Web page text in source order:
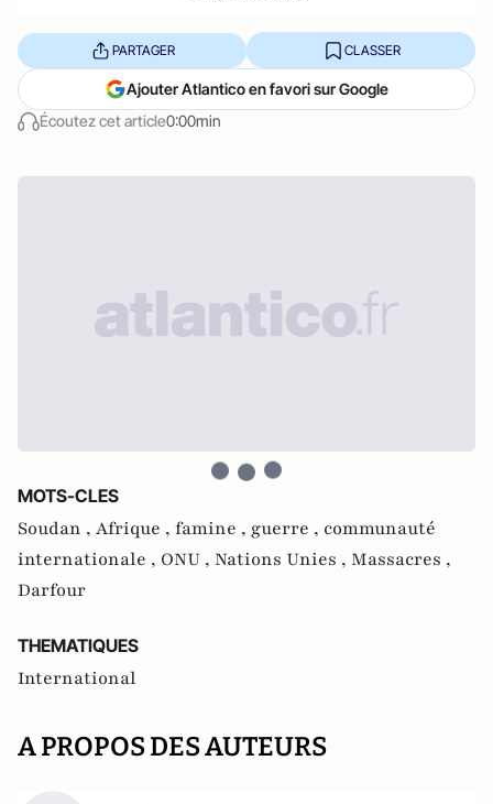
Écoutez cet article0:00min
PARTAGER CLASSER
Ajouter Atlantico en favori sur Google
MOTS-CLES
Soudan , Afrique , famine , guerre , communauté
internationale , ONU , Nations Unies , Massacres ,
Darfour
THEMATIQUES
International
A PROPOS DES AUTEURS